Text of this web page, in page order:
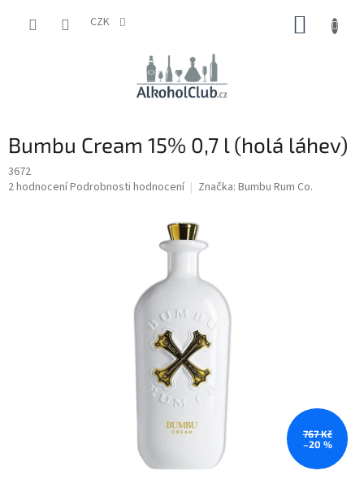
CZK
Bumbu Cream 15% 0,7 l (holá láhev)
3672
Průměrné
2 hodnoceníPodrobnosti hodnocení Značka: Bumbu Rum Co.
767 Kč
–20 %